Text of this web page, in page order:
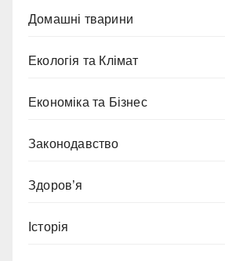
Домашні тварини
Екологія та Клімат
Економіка та Бізнес
Законодавство
Здоров’я
Історія